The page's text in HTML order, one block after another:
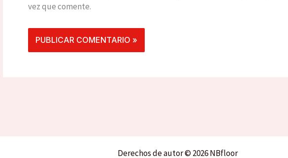
vez que comente.
Derechos de autor © 2026 NBfloor